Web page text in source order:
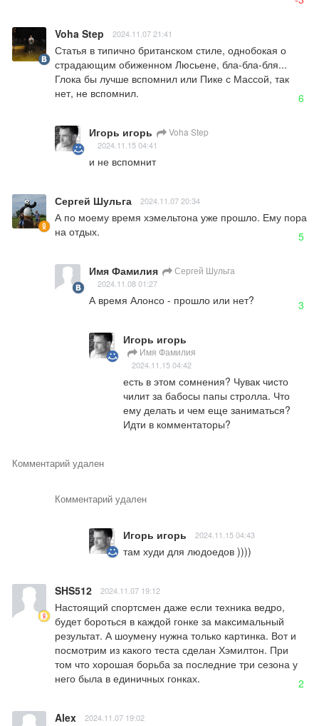
Voha Step 2024.11.07 21:41
Статья в типично британском стиле, однобокая о
страдающим обиженном Люсьене, бла-бла-бля...
Глока бы лучше вспомнил или Пике с Массой, так
нет, не вспомнил.
6
Игорь игорь Voha Step
2024.11.15 04:41
и не вспомнит
Сергей Шульга 2024.11.07 20:34
А по моему время хэмельтона уже прошло. Ему пора
на отдых.
5
Имя Фамилия Сергей Шульга
2024.11.08 01:27
А время Алонсо - прошло или нет? 3
Игорь игорь
Имя Фамилия
2024.11.15 04:42
есть в этом сомнения? Чувак чисто
чилит за бабосы папы стролла. Что
ему делать и чем еще заниматься?
Идти в комментаторы?
Комментарий удален
Комментарий удален
Игорь игорь 2024.11.15 04:43
там худи для людоедов ))))
SHS512 2024.11.07 19:12
Настоящий спортсмен даже если техника ведро,
будет бороться в каждой гонке за максимальный
результат. А шоумену нужна только картинка. Вот и
посмотрим из какого теста сделан Хэмилтон. При
том что хорошая борьба за последние три сезона у
него была в единичных гонках.
2
Alex 2024.11.07 19:02